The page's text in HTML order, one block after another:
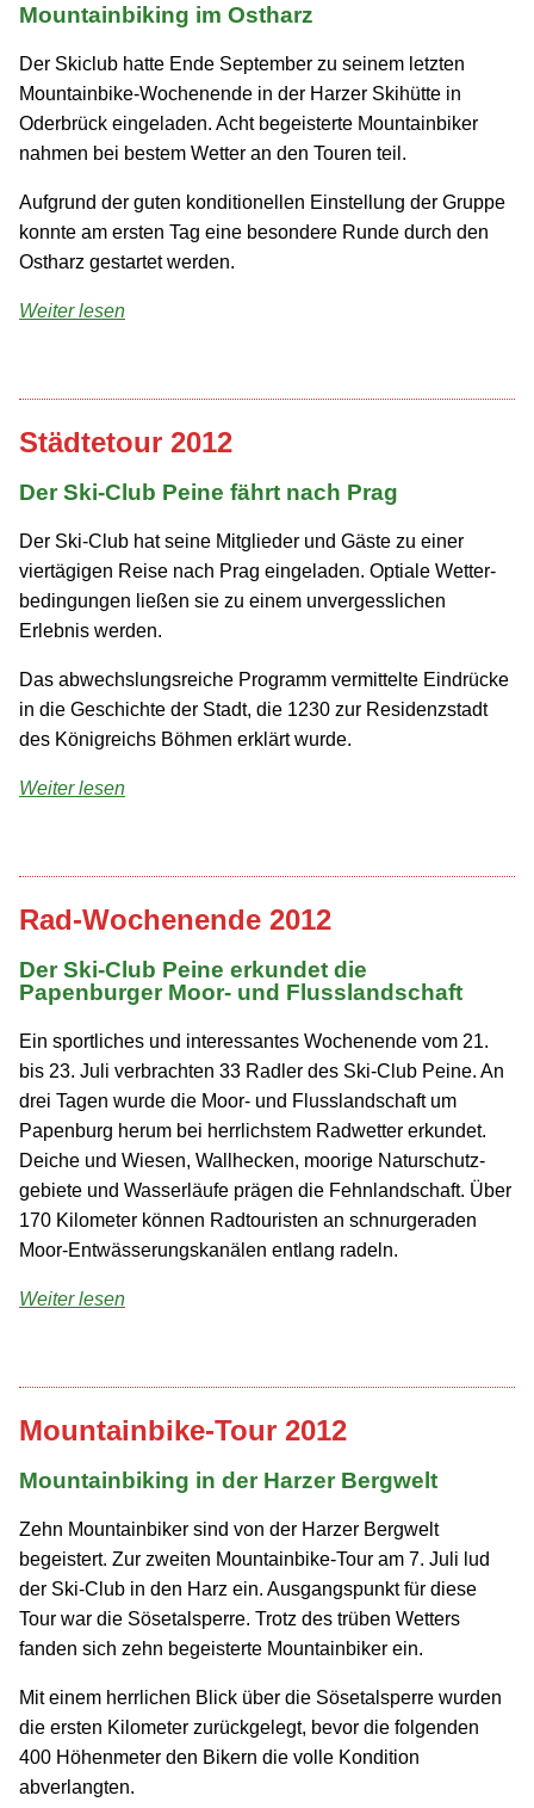
Mountainbiking im Ostharz
Der Skiclub hatte Ende September zu seinem letzten
Mountainbike-Wochenende in der Harzer Skihütte in
Oderbrück eingeladen. Acht begeisterte Mountainbiker
nahmen bei bestem Wetter an den Touren teil.
Aufgrund der guten konditionellen Einstellung der Gruppe
konnte am ersten Tag eine besondere Runde durch den
Ostharz gestartet werden.
Weiter lesen
Städtetour 2012
Der Ski-Club Peine fährt nach Prag
Der Ski-Club hat seine Mitglieder und Gäste zu einer
viertägigen Reise nach Prag eingeladen. Optiale Wetter­
bedingungen ließen sie zu einem unvergesslichen
Erlebnis werden.
Das abwechslungs­reiche Programm vermittelte Eindrücke
in die Geschichte der Stadt, die 1230 zur Residenz­stadt
des Königreichs Böhmen erklärt wurde.
Weiter lesen
Rad-Wochenende 2012
Der Ski-Club Peine erkundet die
Papenburger Moor- und Flusslandschaft
Ein sportliches und interessantes Wochenende vom 21.
bis 23. Juli verbrachten 33 Radler des Ski-Club Peine. An
drei Tagen wurde die Moor- und Flusslandschaft um
Papenburg herum bei herrlichstem Radwetter erkundet.
Deiche und Wiesen, Wallhecken, moorige Naturschutz­
gebiete und Wasserläufe prägen die Fehnlandschaft. Über
170 Kilometer können Radtouristen an schnurgeraden
Moor-Entwässerungs­kanälen entlang radeln.
Weiter lesen
Mountainbike-Tour 2012
Mountainbiking in der Harzer Bergwelt
Zehn Mountainbiker sind von der Harzer Bergwelt
begeistert. Zur zweiten Mountainbike-Tour am 7. Juli lud
der Ski-Club in den Harz ein. Ausgangspunkt für diese
Tour war die Sösetal­sperre. Trotz des trüben Wetters
fanden sich zehn begeisterte Mountainbiker ein.
Mit einem herrlichen Blick über die Sösetal­sperre wurden
die ersten Kilometer zurückgelegt, bevor die folgenden
400 Höhenmeter den Bikern die volle Kondition
abverlangten.